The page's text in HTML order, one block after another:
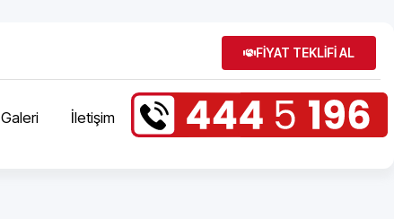
FİYAT TEKLİFİ AL
Galeri İletişim